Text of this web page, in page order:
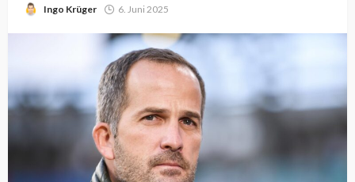
Ingo Krüger 6. Juni 2025